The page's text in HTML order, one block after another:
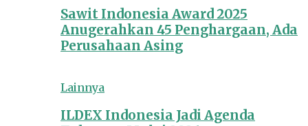
Sawit Indonesia Award 2025
Anugerahkan 45 Penghargaan, Ada
Perusahaan Asing
Lainnya
ILDEX Indonesia Jadi Agenda